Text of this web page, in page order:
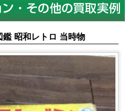
鑑 昭和レトロ 当時物